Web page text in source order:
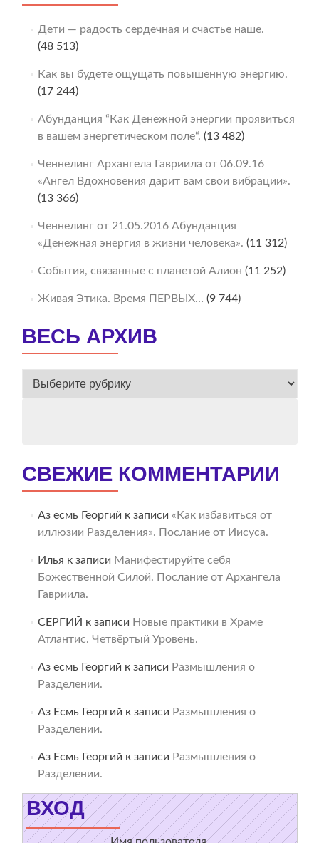
Дети — радость сердечная и счастье наше.
(48 513)
Как вы будете ощущать повышенную энергию.
(17 244)
Абунданция “Как Денежной энергии проявиться
в вашем энергетическом поле“. (13 482)
Ченнелинг Архангела Гавриила от 06.09.16
«Ангел Вдохновения дарит вам свои вибрации».
(13 366)
Ченнелинг от 21.05.2016 Абунданция
«Денежная энергия в жизни человека». (11 312)
События, связанные с планетой Алион (11 252)
Живая Этика. Время ПЕРВЫХ… (9 744)
ВЕСЬ АРХИВ
ВЕСЬ
СВЕЖИЕ КОММЕНТАРИИ
Аз есмь Георгий к записи «Как избавиться от
иллюзии Разделения». Послание от Иисуса.
Илья к записи Манифестируйте себя
Божественной Силой. Послание от Архангела
Гавриила.
СЕРГИЙ к записи Новые практики в Храме
Атлантис. Четвёртый Уровень.
Аз есмь Георгий к записи Размышления о
Разделении.
Аз Есмь Георгий к записи Размышления о
Разделении.
Аз Есмь Георгий к записи Размышления о
Разделении.
ВХОД